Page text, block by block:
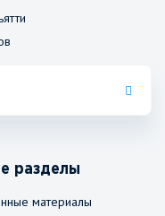
разделы
материалы